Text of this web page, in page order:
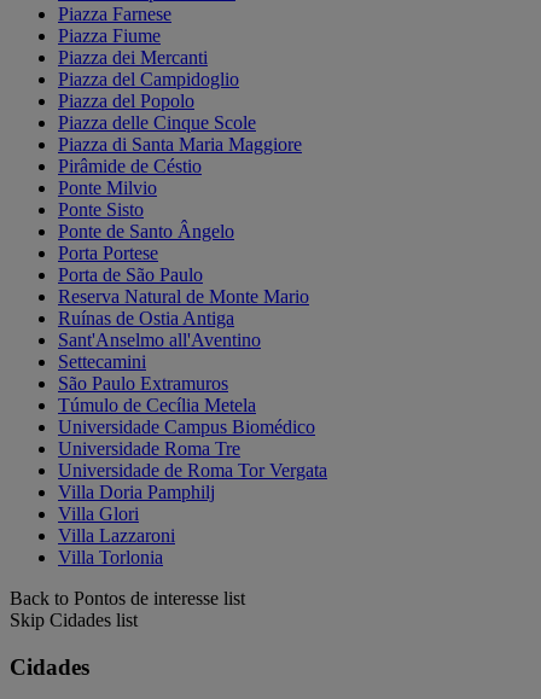
Piazza Farnese
Piazza Fiume
Piazza dei Mercanti
Piazza del Campidoglio
Piazza del Popolo
Piazza delle Cinque Scole
Piazza di Santa Maria Maggiore
Pirâmide de Céstio
Ponte Milvio
Ponte Sisto
Ponte de Santo Ângelo
Porta Portese
Porta de São Paulo
Reserva Natural de Monte Mario
Ruínas de Ostia Antiga
Sant'Anselmo all'Aventino
Settecamini
São Paulo Extramuros
Túmulo de Cecília Metela
Universidade Campus Biomédico
Universidade Roma Tre
Universidade de Roma Tor Vergata
Villa Doria Pamphilj
Villa Glori
Villa Lazzaroni
Villa Torlonia
Back to Pontos de interesse list
Skip Cidades list
Cidades